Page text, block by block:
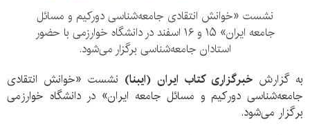
نشست «خوانش انتقادی جامعه‌شناسی دورکیم و مسائل
جامعه ایران» ۱۵ و ۱۶ اسفند در دانشگاه خوارزمی با حضور
استادان جامعه‌شناسی برگزار می‌شود.
به گزارشخبرگزاری کتاب ایران (ایبنا) نشست «خوانش انتقادی
جامعه‌شناسی دورکیم و مسائل جامعه ایران» در دانشگاه خوارزمی
برگزار می‌شود.